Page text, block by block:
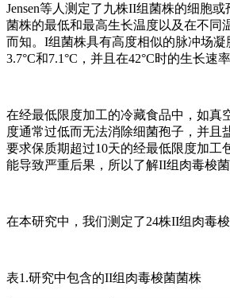
Jensen等人测定了九株II组菌株的细胞
菌株的最低和最高生长温度以及在不同
而知。I组菌株具有高度相似的脉冲场
3.7°C和7.1°C，并且在42°C时的生长
在经最低限度加工的冷藏食品中，如真
度通常过低而无法消除细菌孢子，并
要求保质期超过10天的经最低限度加工
能导致严重后果，所以了解II组肉毒梭
在本研究中，我们测定了24株II组肉毒
表1.研究中包含的II组肉毒梭菌菌株